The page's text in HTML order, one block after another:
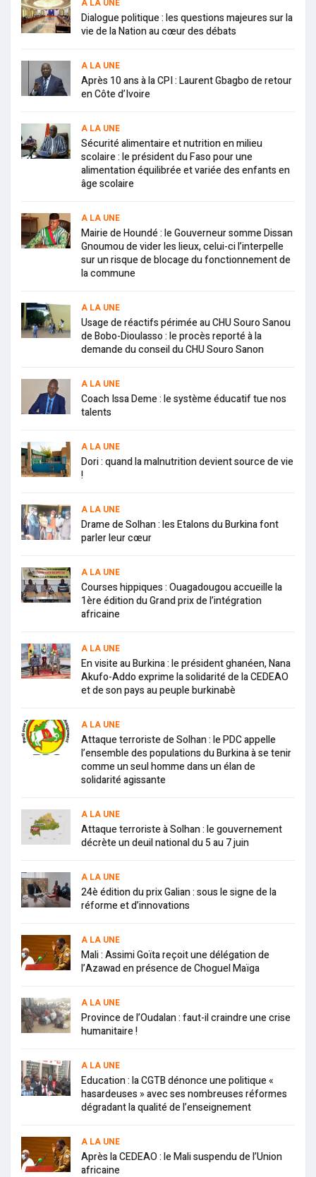
A LA UNE
Dialogue politique : les questions majeures sur la
vie de la Nation au cœur des débats
A LA UNE
Après 10 ans à la CPI : Laurent Gbagbo de retour
en Côte d’Ivoire
A LA UNE
Sécurité alimentaire et nutrition en milieu
scolaire : le président du Faso pour une
alimentation équilibrée et variée des enfants en
âge scolaire
A LA UNE
Mairie de Houndé : le Gouverneur somme Dissan
Gnoumou de vider les lieux, celui-ci l’interpelle
sur un risque de blocage du fonctionnement de
la commune
A LA UNE
Usage de réactifs périmée au CHU Souro Sanou
de Bobo-Dioulasso : le procès reporté à la
demande du conseil du CHU Souro Sanon
A LA UNE
Coach Issa Deme : le système éducatif tue nos
talents
A LA UNE
Dori : quand la malnutrition devient source de vie
!
A LA UNE
Drame de Solhan : les Etalons du Burkina font
parler leur cœur
A LA UNE
Courses hippiques : Ouagadougou accueille la
1ère édition du Grand prix de l’intégration
africaine
A LA UNE
En visite au Burkina : le président ghanéen, Nana
Akufo-Addo exprime la solidarité de la CEDEAO
et de son pays au peuple burkinabè
A LA UNE
Attaque terroriste de Solhan : le PDC appelle
l’ensemble des populations du Burkina à se tenir
comme un seul homme dans un élan de
solidarité agissante
A LA UNE
Attaque terroriste à Solhan : le gouvernement
décrète un deuil national du 5 au 7 juin
A LA UNE
24è édition du prix Galian : sous le signe de la
réforme et d’innovations
A LA UNE
Mali : Assimi Goïta reçoit une délégation de
l’Azawad en présence de Choguel Maïga
A LA UNE
Province de l’Oudalan : faut-il craindre une crise
humanitaire !
A LA UNE
Education : la CGTB dénonce une politique «
hasardeuses » avec ses nombreuses réformes
dégradant la qualité de l’enseignement
A LA UNE
Après la CEDEAO : le Mali suspendu de l’Union
africaine